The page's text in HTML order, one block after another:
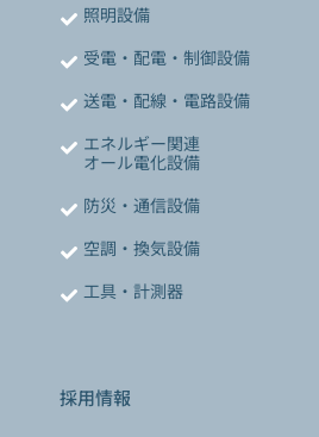
照明設備
受電・配電・制御設備
送電・配線・電路設備
エネルギー関連
オール電化設備
防災・通信設備
空調・換気設備
工具・計測器
採用情報